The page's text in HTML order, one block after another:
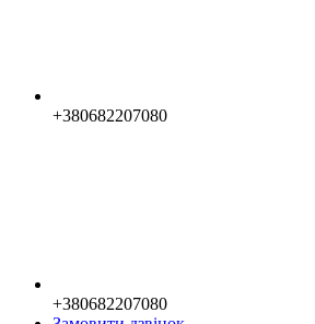
+380682207080
+380682207080